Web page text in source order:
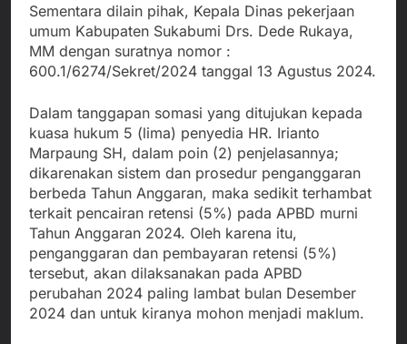
Sementara dilain pihak, Kepala Dinas pekerjaan
umum Kabupaten Sukabumi Drs. Dede Rukaya,
MM dengan suratnya nomor :
600.1/6274/Sekret/2024 tanggal 13 Agustus 2024.
Dalam tanggapan somasi yang ditujukan kepada
kuasa hukum 5 (lima) penyedia HR. Irianto
Marpaung SH, dalam poin (2) penjelasannya;
dikarenakan sistem dan prosedur penganggaran
berbeda Tahun Anggaran, maka sedikit terhambat
terkait pencairan retensi (5%) pada APBD murni
Tahun Anggaran 2024. Oleh karena itu,
penganggaran dan pembayaran retensi (5%)
tersebut, akan dilaksanakan pada APBD
perubahan 2024 paling lambat bulan Desember
2024 dan untuk kiranya mohon menjadi maklum.